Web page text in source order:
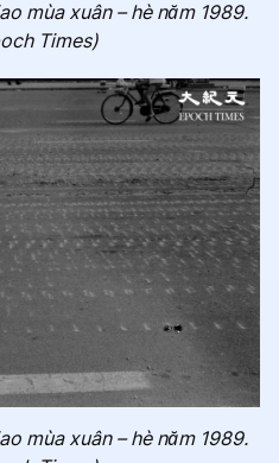
mùa xuân – hè năm 1989.
Times)
mùa xuân – hè năm 1989.